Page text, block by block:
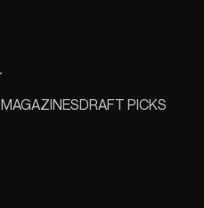
MAGAZINESDRAFT PICKS